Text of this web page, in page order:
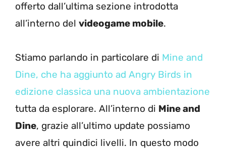
offerto dall’ultima sezione introdotta
all’interno del videogame mobile.
Stiamo parlando in particolare di Mine and
Dine, che ha aggiunto ad Angry Birds in
edizione classica una nuova ambientazione
tutta da esplorare. All’interno di Mine and
Dine, grazie all’ultimo update possiamo
avere altri quindici livelli. In questo modo